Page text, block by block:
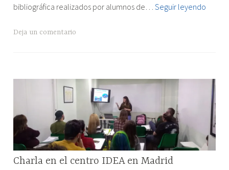
Pregraduados
Ciencias
de
Ciencias
Veterinarias
y
bibliográfica realizados por alumnos de…Seguir leyendo
de
de
la
Salud
Deja un comentario
RESEÑAS
Charla en el centro IDEA en Madrid